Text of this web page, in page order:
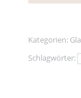
Hals
Menge
Kategorien:
Schlagwörter: